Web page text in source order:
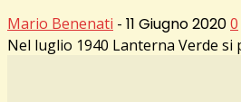
Mario Benenati - 11 Giugno 20200
Nel luglio 1940 Lanterna Verde si